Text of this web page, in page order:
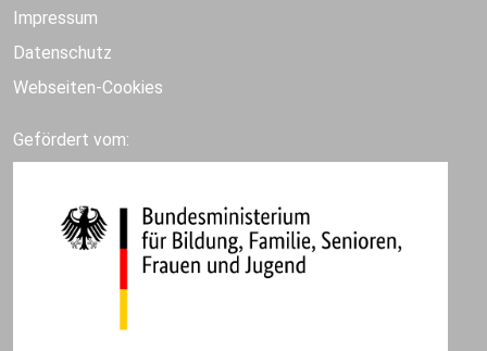
Impressum
Datenschutz
Webseiten-Cookies
Gefördert vom: